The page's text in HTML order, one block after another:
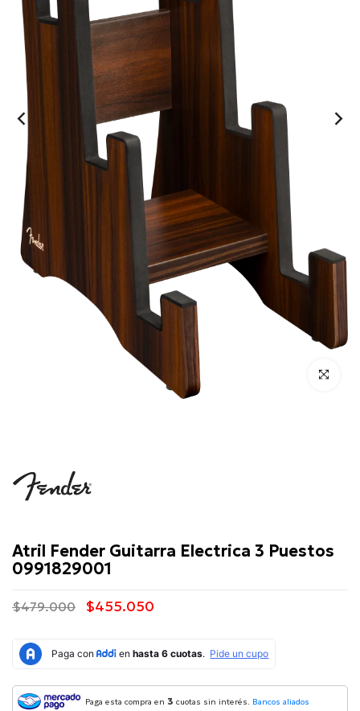
Click para
Atril Fender Guitarra Electrica 3 Puestos
0991829001
$479.000 $455.050
Paga esta compra en 3 cuotas sin interés. Bancos aliados